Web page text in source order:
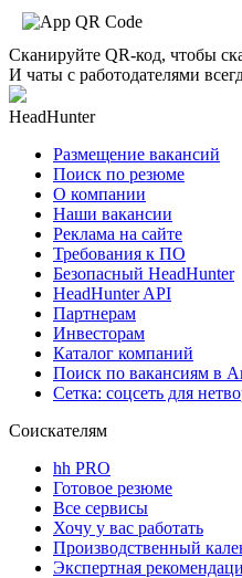
Сканируйте QR-код, чтобы
И чаты с работодателями
HeadHunter
Размещение вакансий
Поиск по резюме
О компании
Наши вакансии
Реклама на сайте
Требования к ПО
Безопасный HeadHunter
HeadHunter API
Партнерам
Инвесторам
Каталог компаний
Поиск по вакансиям в
Сетка: соцсеть для
Соискателям
hh PRO
Готовое резюме
Все сервисы
Хочу у вас работать
Производственный
Экспертная